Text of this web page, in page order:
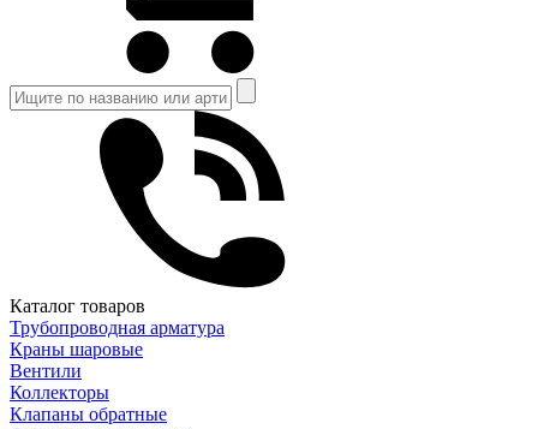
Каталог товаров
Трубопроводная арматура
Краны шаровые
Вентили
Коллекторы
Клапаны обратные